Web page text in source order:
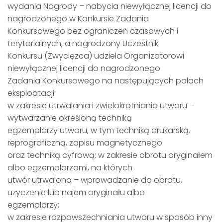
wydania Nagrody – nabycia niewyłącznej licencji do
nagrodzonego w Konkursie Zadania
Konkursowego bez ograniczeń czasowych i
terytorialnych, a nagrodzony Uczestnik
Konkursu (Zwycięzca) udziela Organizatorowi
niewyłącznej licencji do nagrodzonego
Zadania Konkursowego na następujących polach
eksploatacji:
w zakresie utrwalania i zwielokrotniania utworu –
wytwarzanie określoną techniką
egzemplarzy utworu, w tym techniką drukarską,
reprograficzną, zapisu magnetycznego
oraz techniką cyfrową; w zakresie obrotu oryginałem
albo egzemplarzami, na których
utwór utrwalono – wprowadzanie do obrotu,
użyczenie lub najem oryginału albo
egzemplarzy;
w zakresie rozpowszechniania utworu w sposób inny